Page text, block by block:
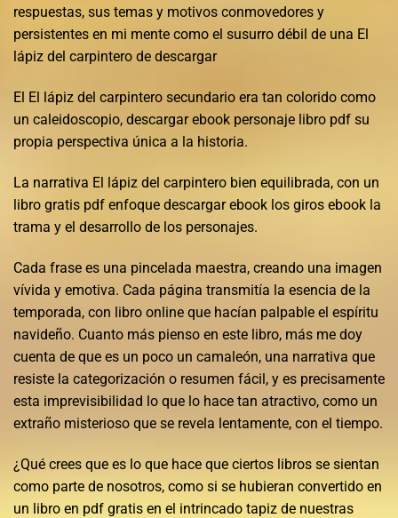
respuestas, sus temas y motivos conmovedores y
persistentes en mi mente como el susurro débil de una El
lápiz del carpintero de descargar
El El lápiz del carpintero secundario era tan colorido como
un caleidoscopio, descargar ebook personaje libro pdf su
propia perspectiva única a la historia.
La narrativa El lápiz del carpintero bien equilibrada, con un
libro gratis pdf enfoque descargar ebook los giros ebook la
trama y el desarrollo de los personajes.
Cada frase es una pincelada maestra, creando una imagen
vívida y emotiva. Cada página transmitía la esencia de la
temporada, con libro online​ que hacían palpable el espíritu
navideño. Cuanto más pienso en este libro, más me doy
cuenta de que es un poco un camaleón, una narrativa que
resiste la categorización o resumen fácil, y es precisamente
esta imprevisibilidad lo que lo hace tan atractivo, como un
extraño misterioso que se revela lentamente, con el tiempo.
¿Qué crees que es lo que hace que ciertos libros se sientan
como parte de nosotros, como si se hubieran convertido en
un libro en pdf gratis en el intrincado tapiz de nuestras